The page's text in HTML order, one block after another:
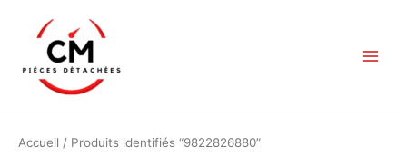
contenu
Accueil / Produits identifiés “9822826880”